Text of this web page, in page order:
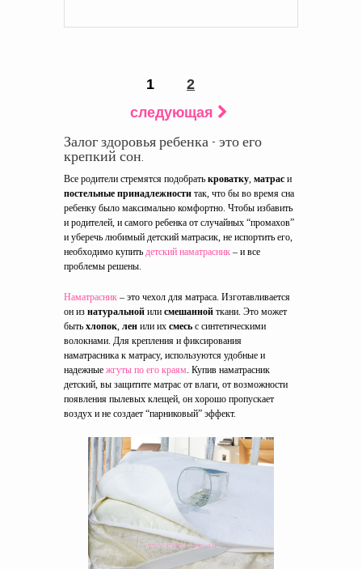
1
2
следующая
Залог здоровья ребенка - это его
крепкий сон.
Все родители стремятся подобрать кроватку, матрас и
постельные принадлежности так, что бы во время сна
ребенку было максимально комфортно. Чтобы избавить
и родителей, и самого ребенка от случайных “промахов”
и уберечь любимый детский матрасик, не испортить его,
необходимо купить детский наматрасник – и все
проблемы решены.
Наматрасник – это чехол для матраса. Изготавливается
он из натуральной или смешанной ткани. Это может
быть хлопок, лен или их смесь с синтетическими
волокнами. Для крепления и фиксирования
наматрасника к матрасу, используются удобные и
надежные жгуты по его краям. Купив наматрасник
детский, вы защитите матрас от влаги, от возможности
появления пылевых клещей, он хорошо пропускает
воздух и не создает “парниковый” эффект.